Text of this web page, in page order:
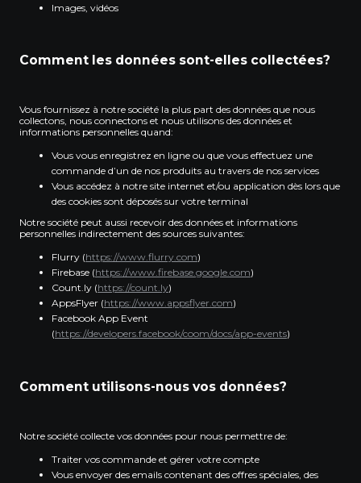
Images, vidéos
Comment les données sont-elles collectées?
Vous fournissez à notre société la plus part des données que nous
collectons, nous connectons et nous utilisons des données et
informations personnelles quand:
Vous vous enregistrez en ligne ou que vous effectuez une
commande d’un de nos produits au travers de nos services
Vous accédez à notre site internet et/ou application dès lors que
des cookies sont déposés sur votre terminal
Notre société peut aussi recevoir des données et informations
personnelles indirectement des sources suivantes:
Flurry (https://www.flurry.com)
Firebase (https://www.firebase.google.com)
Count.ly (https://count.ly)
AppsFlyer (https://www.appsflyer.com)
Facebook App Event
(https://developers.facebook/coom/docs/app-events)
Comment utilisons-nous vos données?
Notre société collecte vos données pour nous permettre de:
Traiter vos commande et gérer votre compte
Vous envoyer des emails contenant des offres spéciales, des